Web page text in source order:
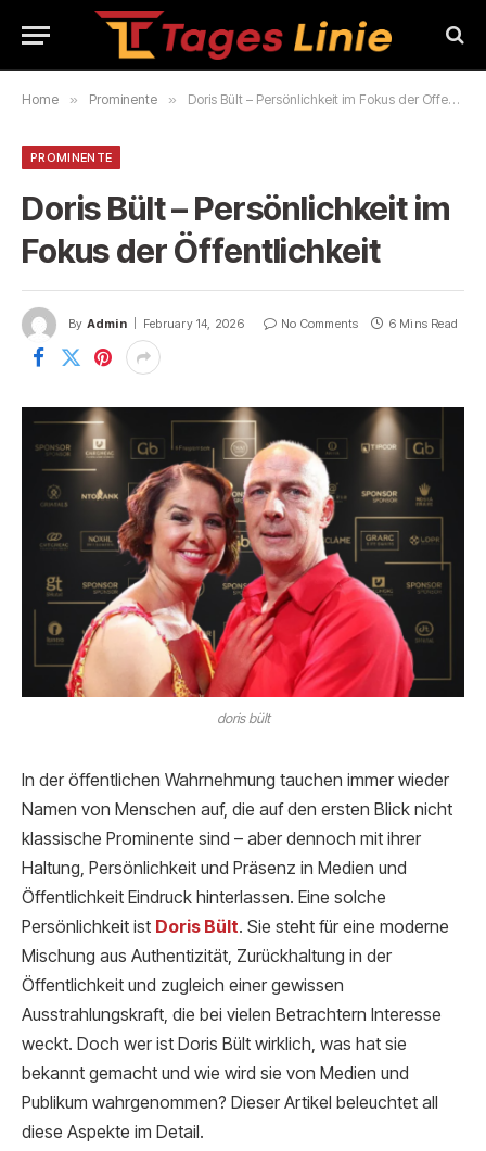
Home » Prominente » Doris Bült – Persönlichkeit im Fokus der Öffentlichkeit
PROMINENTE
Doris Bült – Persönlichkeit im
Fokus der Öffentlichkeit
By Admin February 14, 2026 No Comments 6 Mins Read
doris bült
In der öffentlichen Wahrnehmung tauchen immer wieder
Namen von Menschen auf, die auf den ersten Blick nicht
klassische Prominente sind – aber dennoch mit ihrer
Haltung, Persönlichkeit und Präsenz in Medien und
Öffentlichkeit Eindruck hinterlassen. Eine solche
Persönlichkeit ist Doris Bült. Sie steht für eine moderne
Mischung aus Authentizität, Zurückhaltung in der
Öffentlichkeit und zugleich einer gewissen
Ausstrahlungskraft, die bei vielen Betrachtern Interesse
weckt. Doch wer ist Doris Bült wirklich, was hat sie
bekannt gemacht und wie wird sie von Medien und
Publikum wahrgenommen? Dieser Artikel beleuchtet all
diese Aspekte im Detail.